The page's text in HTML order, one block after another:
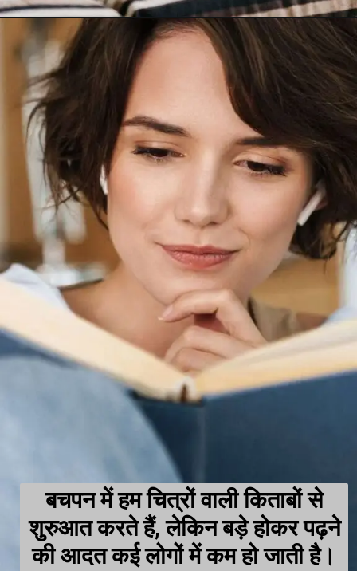
बचपन में हम चित्रों वाली किताबों से
शुरुआत करते हैं, लेकिन बड़े होकर पढ़ने
की आदत कई लोगों में कम हो जाती है।